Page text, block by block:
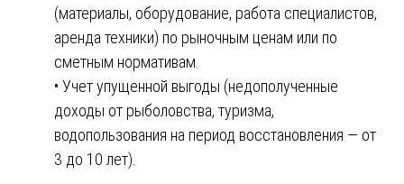
(материалы, оборудование, работа специалистов,
аренда техники) по рыночным ценам или по
сметным нормативам.
• Учет упущенной выгоды (недополученные
доходы от рыболовства, туризма,
водопользования на период восстановления — от
3 до 10 лет).